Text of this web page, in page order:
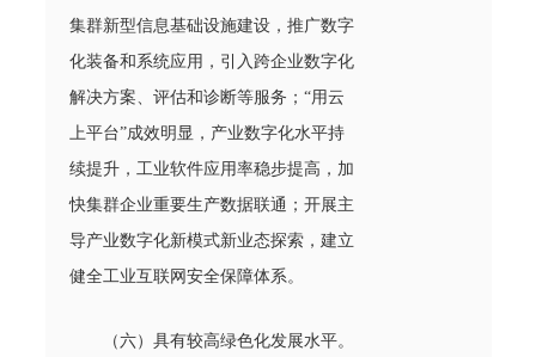
集群新型信息基础设施建设，推广数字
化装备和系统应用，引入跨企业数字化
解决方案、评估和诊断等服务；“用云
上平台”成效明显，产业数字化水平持
续提升，工业软件应用率稳步提高，加
快集群企业重要生产数据联通；开展主
导产业数字化新模式新业态探索，建立
健全工业互联网安全保障体系。
（六）具有较高绿色化发展水平。